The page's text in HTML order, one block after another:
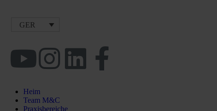
GER
Heim
Team M&C
Praxisbereiche